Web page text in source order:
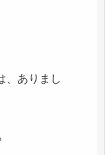
、ありまし